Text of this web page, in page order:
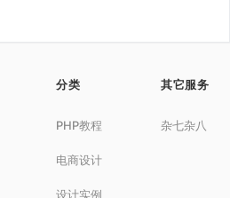
分类
PHP教程
电商设计
设计实例
其它服务
杂七杂八